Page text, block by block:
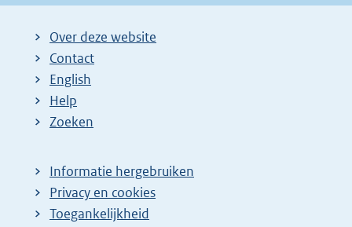
Over deze website
Contact
English
Help
Zoeken
Informatie hergebruiken
Privacy en cookies
Toegankelijkheid